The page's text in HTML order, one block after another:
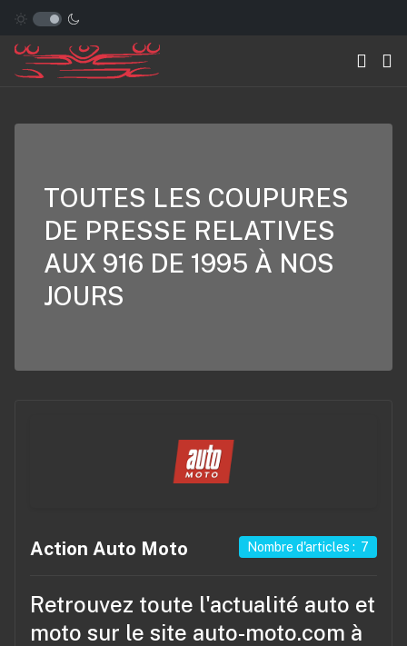
TOUTES LES COUPURES
DE PRESSE RELATIVES
AUX 916 DE 1995 À NOS
JOURS
Action Auto Moto Nombre d'articles : 7
Retrouvez toute l'actualité auto et
moto sur le site auto-moto.com à